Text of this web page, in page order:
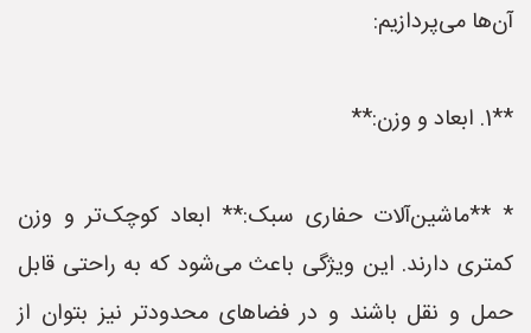
آن‌ها می‌پردازیم:
**1. ابعاد و وزن:**
* **ماشین‌آلات حفاری سبک:** ابعاد کوچک‌تر و وزن
کمتری دارند. این ویژگی باعث می‌شود که به راحتی قابل
حمل و نقل باشند و در فضاهای محدودتر نیز بتوان از